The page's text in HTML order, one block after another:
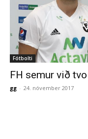
Fótbolti
FH semur við
gg - 24. nóvember 2017